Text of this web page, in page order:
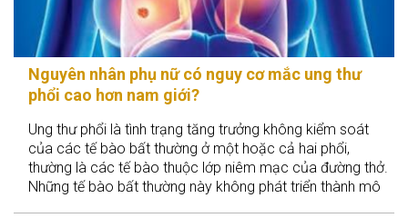
Nguyên nhân phụ nữ có nguy cơ mắc ung thư
phổi cao hơn nam giới?
Ung thư phổi là tình trạng tăng trưởng không kiểm soát
của các tế bào bất thường ở một hoặc cả hai phổi,
thường là các tế bào thuộc lớp niêm mạc của đường thở.
Những tế bào bất thường này không phát triển thành mô